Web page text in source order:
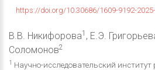
https://doi.org/10.30686/1609-9192-
В.В. Никифорова1 , Е.Э.
Соломонов2
1
Научно-исследовательский институт